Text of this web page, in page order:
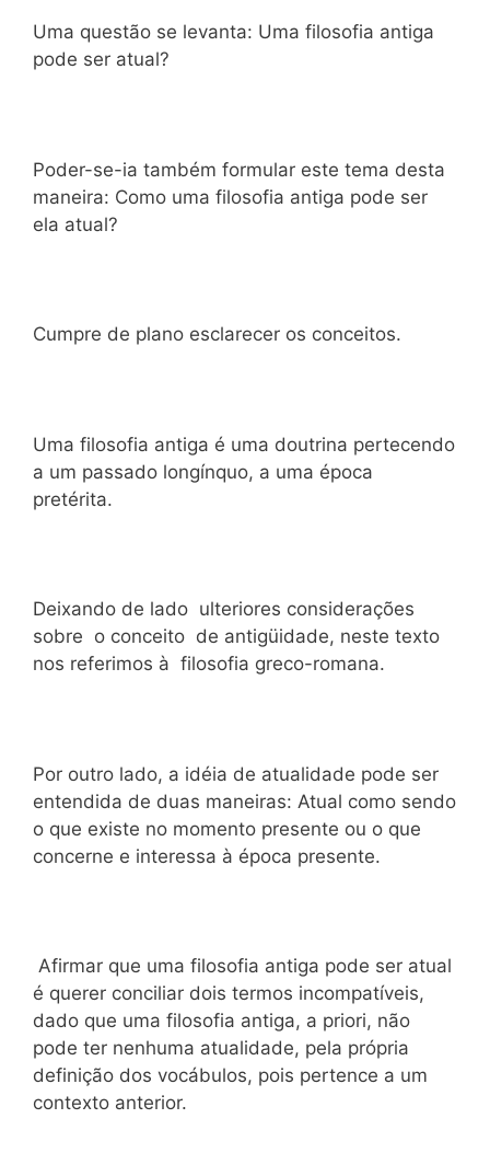
Uma questão se levanta: Uma filosofia antiga
pode ser atual?
Poder-se-ia também formular este tema desta
maneira: Como uma filosofia antiga pode ser
ela atual?
Cumpre de plano esclarecer os conceitos.
Uma filosofia antiga é uma doutrina pertecendo
a um passado longínquo, a uma época
pretérita.
Deixando de lado ulteriores considerações
sobre o conceito de antigüidade, neste texto
nos referimos à filosofia greco-romana.
Por outro lado, a idéia de atualidade pode ser
entendida de duas maneiras: Atual como sendo
o que existe no momento presente ou o que
concerne e interessa à época presente.
Afirmar que uma filosofia antiga pode ser atual
é querer conciliar dois termos incompatíveis,
dado que uma filosofia antiga, a priori, não
pode ter nenhuma atualidade, pela própria
definição dos vocábulos, pois pertence a um
contexto anterior.